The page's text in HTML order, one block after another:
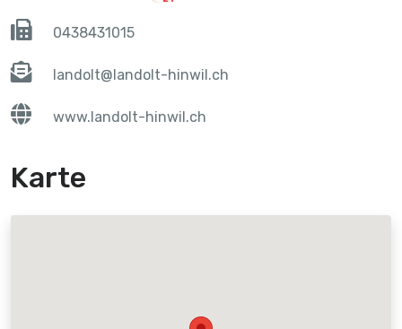
0438431015
landolt@landolt-hinwil.ch
www.landolt-hinwil.ch
Karte